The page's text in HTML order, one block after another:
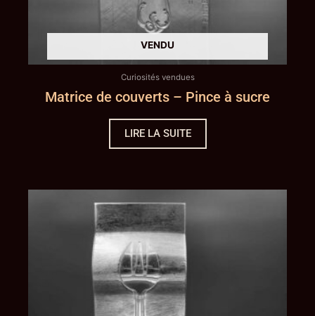
Curiosités vendues
Matrice de couverts – Pince à sucre
LIRE LA SUITE